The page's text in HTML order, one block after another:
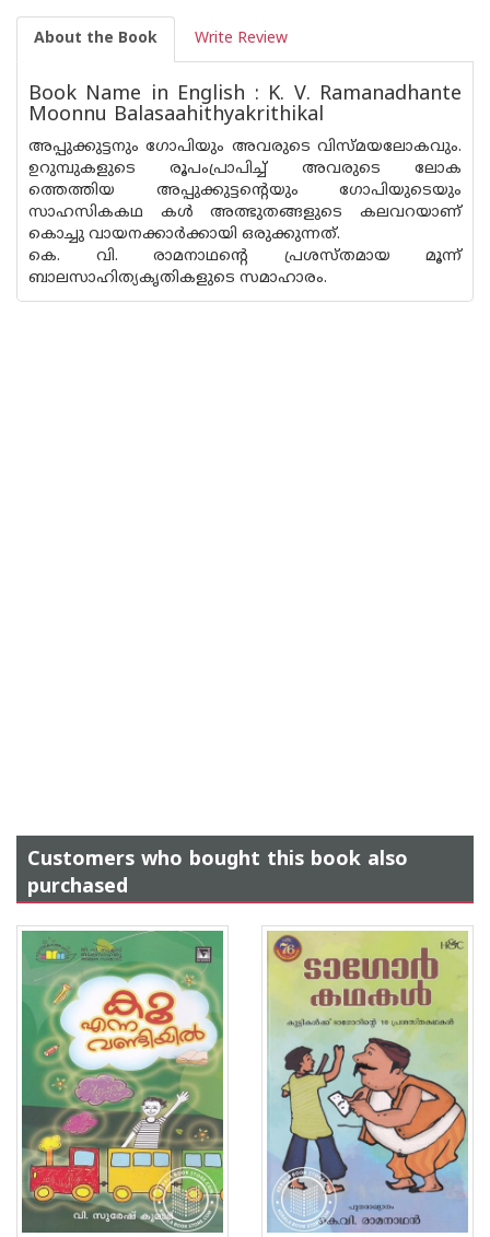
About the Book Write Review
Book Name in English : K. V. Ramanadhante
Moonnu Balasaahithyakrithikal
അപ്പുക്കുട്ടനും ഗോപിയും അവരുടെ വിസ്മയലോകവും.
ഉറുമ്പുകളുടെ രൂപംപ്രാപിച്ച് അവരുടെ ലോക
ത്തെത്തിയ അപ്പുക്കുട്ടന്റെയും ഗോപിയുടെയും
സാഹസികകഥ കൾ അത്ഭുതങ്ങളുടെ കലവറയാണ്
കൊച്ചു വായനക്കാർക്കായി ഒരുക്കുന്നത്.
കെ. വി. രാമനാഥൻ്റെ പ്രശസ്‌തമായ മൂന്ന്
ബാലസാഹിത്യകൃതികളുടെ സമാഹാരം.
Customers who bought this book also
purchased